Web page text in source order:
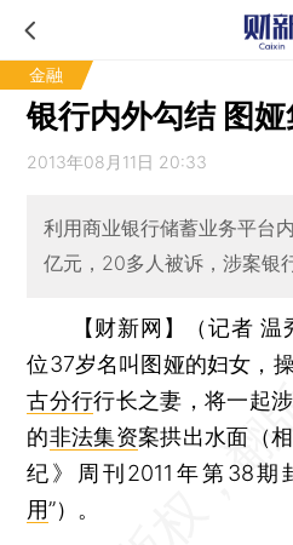
金融
银行内外勾结 图
2013年08月11日 20:33
利用商业银行储蓄业务平台
亿元，20多人被诉，涉案银
【财新网】（记者 温
位37岁名叫图娅的妇女，
古分行行长之妻，将一起
的非法集资案拱出水面（
纪》周刊2011年第38期
用”）。